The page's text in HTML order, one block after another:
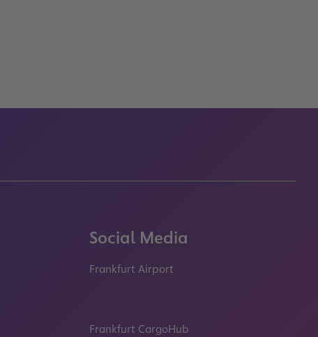
Social Media
Frankfurt Airport
Frankfurt CargoHub